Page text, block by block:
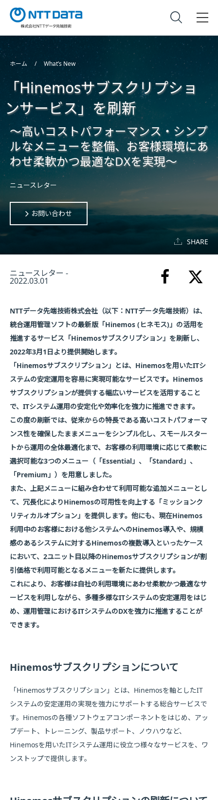
ホーム What’s New
「Hinemosサブスクリプショ
ンサービス」を刷新
～高いコストパフォーマンス・シンプ
ルなメニューを整備、お客様環境にあ
わせ柔軟かつ最適なDXを実現～
ニュースレター
お問い合わせ
SHARE
ニュースレター -
2022.03.01
NTTデータ先端技術株式会社（以下：NTTデータ先端技術）は、
統合運用管理ソフトの最新版「Hinemos (ヒネモス)」の活用を
推進するサービス「Hinemosサブスクリプション」を刷新し、
2022年3月1日より提供開始します。
「Hinemosサブスクリプション」とは、Hinemosを用いたITシ
ステムの安定運用を容易に実現可能なサービスです。Hinemos
サブスクリプションが提供する幅広いサービスを活用すること
で、ITシステム運用の安定化や効率化を強力に推進できます。
この度の刷新では、従来からの特長である高いコストパフォーマ
ンス性を確保したままメニューをシンプル化し、スモールスター
トから運用の全体最適化まで、お客様の利用環境に応じて柔軟に
選択可能な3つのメニュー（「Essential」、「Standard」、
「Premium」）を用意しました。
また、上記メニューに組み合わせて利用可能な追加メニューとし
て、冗長化によりHinemosの可用性を向上する「ミッションク
リティカルオプション」を提供します。他にも、現在Hinemos
利用中のお客様における他システムへのHinemos導入や、規模
感のあるシステムに対するHinemosの複数導入といったケース
において、2ユニット目以降のHinemosサブスクリプションが割
引価格で利用可能となるメニューを新たに提供します。
これにより、お客様は自社の利用環境にあわせ柔軟かつ最適なサ
ービスを利用しながら、多種多様なITシステムの安定運用をはじ
め、運用管理におけるITシステムのDXを強力に推進することが
できます。
Hinemosサブスクリプションについて
「Hinemosサブスクリプション」とは、Hinemosを軸としたIT
システムの安定運用の実現を強力にサポートする総合サービスで
す。Hinemosの各種ソフトウェアコンポーネントをはじめ、アッ
プデート、トレーニング、製品サポート、ノウハウなど、
Hinemosを用いたITシステム運用に役立つ様々なサービスを、ワ
ンストップで提供します。